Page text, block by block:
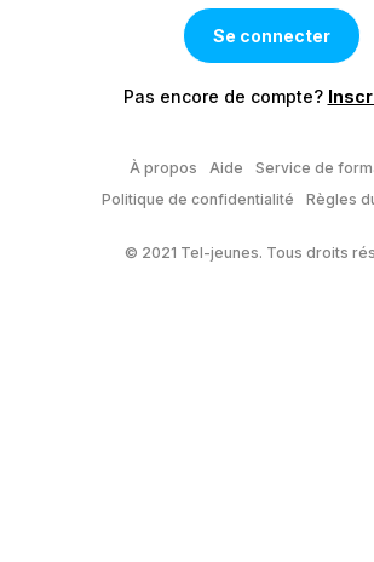
Pas encore de compte?
À propos Aide
Service de
Politique de confidentialité
Règles
© 2021 Tel-jeunes. Tous droits